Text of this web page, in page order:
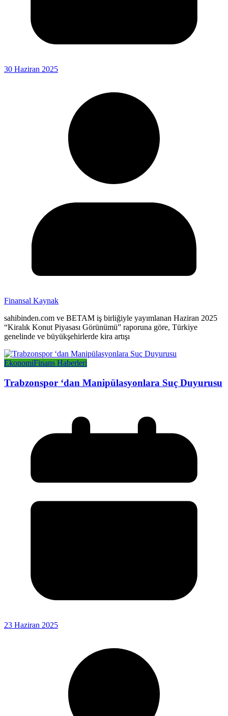
30 Haziran 2025
Finansal Kaynak
sahibinden.com ve BETAM iş birliğiyle yayımlanan Haziran 2025
“Kiralık Konut Piyasası Görünümü” raporuna göre, Türkiye
genelinde ve büyükşehirlerde kira artışı
EkonomiFinans Haberleri
Trabzonspor ‘dan Manipülasyonlara Suç Duyurusu
23 Haziran 2025